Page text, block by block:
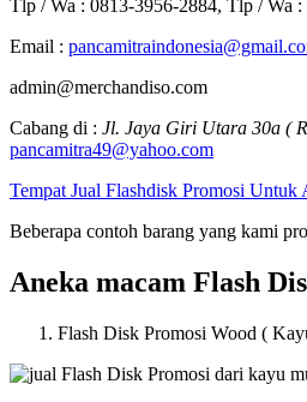
Tlp / Wa : 0813-3956-2884, Tlp / Wa :
Email :
admin@merchandiso.com
Cabang di : Jl. Jaya Giri Utara 30a (
pancamitra49@yahoo.com
Tempat Jual Flashdisk Promosi
Beberapa contoh barang yang kami
Aneka macam Flash
Flash Disk Promosi Wood (